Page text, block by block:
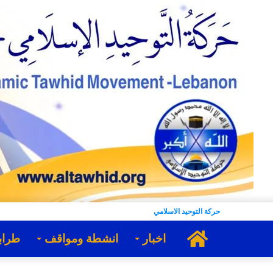
حركة التوحيد الاسلامي
الرئيسية
اخبار انشطة ومواقف